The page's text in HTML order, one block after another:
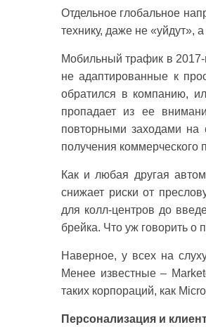
Отдельное глобальное
технику, даже не «уйдут»,
Мобильный трафик в 2017-
не адаптированные к
обратился в компанию,
пропадает из ее
повторными заходами на
получения коммерческого
Как и любая другая
снижает риски от
для колл-центров до
брейка. Что уж говорить о
Наверное, у всех на
Менее известные –
таких корпораций, как
Персонализация и